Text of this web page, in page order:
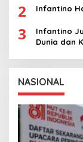
2 Infantino
3
Infantino
Dunia dan
NASIONAL